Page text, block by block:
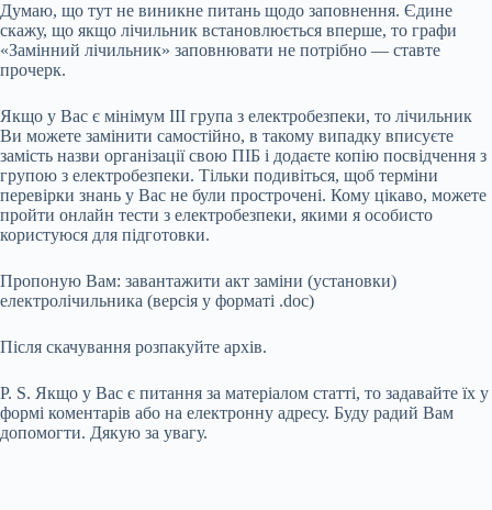
Думаю, що тут не виникне питань щодо заповнення. Єдине
скажу, що якщо лічильник встановлюється вперше, то графи
«Замінний лічильник» заповнювати не потрібно — ставте
прочерк.
Якщо у Вас є мінімум III група з електробезпеки, то лічильник
Ви можете замінити самостійно, в такому випадку вписуєте
замість назви організації свою ПІБ і додаєте копію посвідчення з
групою з електробезпеки. Тільки подивіться, щоб терміни
перевірки знань у Вас не були прострочені. Кому цікаво, можете
пройти онлайн тести з електробезпеки, якими я особисто
користуюся для підготовки.
Пропоную Вам: завантажити акт заміни (установки)
електролічильника (версія у форматі .doc)
Після скачування розпакуйте архів.
P. S. Якщо у Вас є питання за матеріалом статті, то задавайте їх у
формі коментарів або на електронну адресу. Буду радий Вам
допомогти. Дякую за увагу.